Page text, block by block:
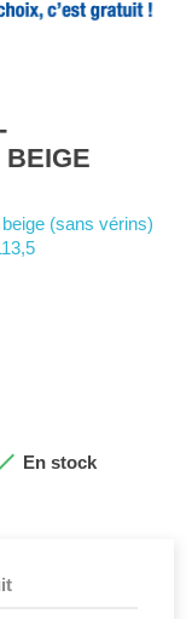
BEIGE
(sans vérins)
En stock